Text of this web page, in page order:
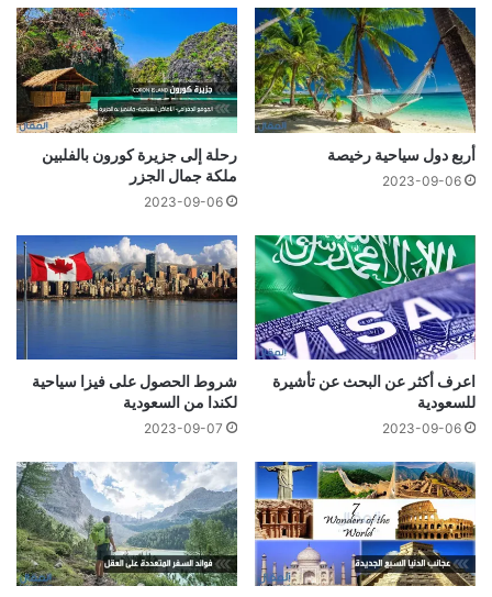
أربع دول سياحية رخيصة
2023-09-06
رحلة إلى جزيرة كورون بالفلبين
ملكة جمال الجزر
2023-09-06
اعرف أكثر عن البحث عن تأشيرة
للسعودية
2023-09-06
شروط الحصول على فيزا سياحية
لكندا من السعودية
2023-09-07